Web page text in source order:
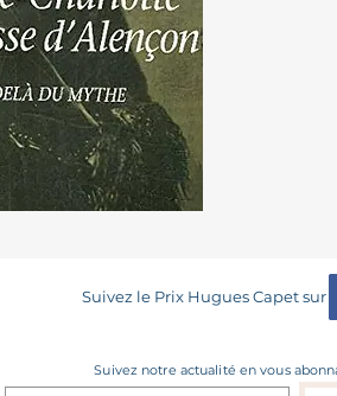
Suivez le Prix Hugues Capet sur
Suivez notre actualité en vous